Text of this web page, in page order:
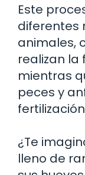
Este
diferentes
animales,
realizan la
mientras
peces y
¿Te
lleno de